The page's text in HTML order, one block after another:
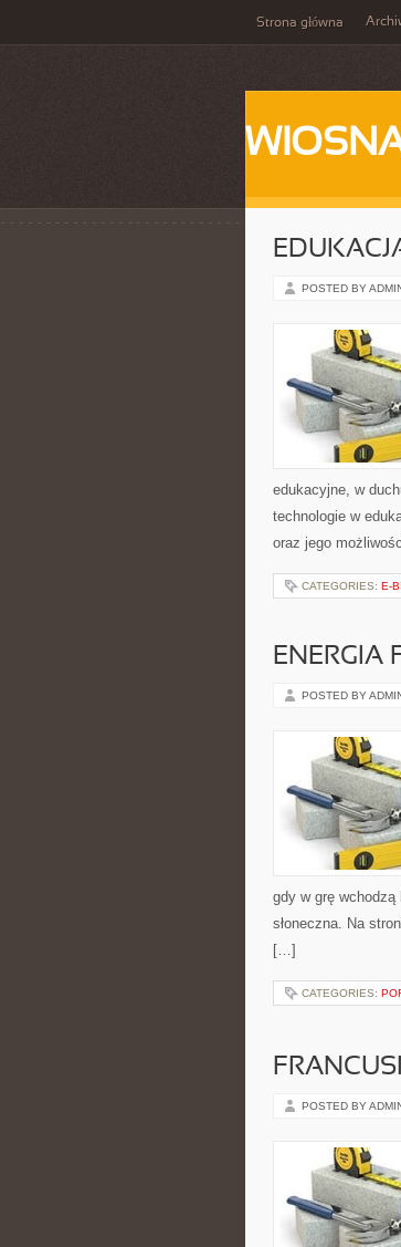
Strona główna
POSTED BY
edukacyjne, w
technologie w
oraz jego
CATEGORIES: E-
ENERGIA
POSTED BY
gdy w grę
słoneczna. Na
[…]
CATEGORIES:
POSTED BY